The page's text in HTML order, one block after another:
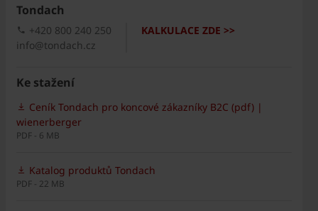
Tondach
KALKULACE ZDE >>
+420 800 240 250
info@tondach.cz
Ke stažení
Ceník Tondach pro koncové zákazníky B2C (pdf) |
wienerberger
PDF - 6 MB
Katalog produktů Tondach
PDF - 22 MB